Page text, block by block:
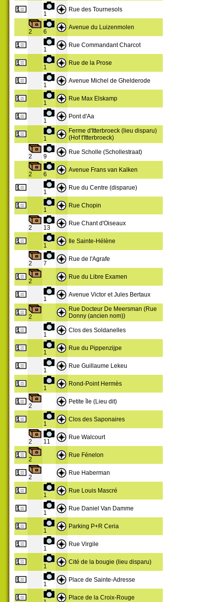
1
Rue des Tournesols
2 6
Avenue du Luizenmolen
1
Rue Commandant Charcot
1
Rue de la Prose
1
Avenue Michel de Ghelderode
1
Rue Max Elskamp
1
Pont d'Aa
1
Ferme d'Itterbroeck (lieu disparu)
(Hof t'Itterbroeck)
2 9
Rue Scholle (Schollestraat)
2 6
Avenue Frans van Kalken
1
Rue du Centre (disparue)
1
Rue Chopin
2 13
Rue Chant d'Oiseaux
1
Ile Sainte-Hélène
2 7
Rue de l'Agrafe
2
Rue du Libre Examen
1
Avenue Victor et Jules Bertaux
2
Rue Docteur De Meersman (Rue
Donny (ancien nom))
1
Clos des Soldanelles
1
Rue du Pippenzijpe
1
Rue Guillaume Lekeu
1
Rond-Point Hermès
2
Petite île (Lieu dit)
1
Clos des Saponaires
2 11
Rue Walcourt
2
Rue Fénelon
2
Rue Haberman
1
Rue Louis Mascré
1
Rue Daniel Van Damme
1
Parking P+R Ceria
1
Rue Virgile
1
Cité de la bougie (lieu disparu)
1
Place de Sainte-Adresse
Place de la Croix-Rouge